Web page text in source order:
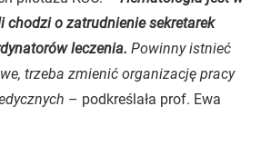
chodzi o zatrudnienie sekretarek
leczenia. Powinny istnieć
trzeba zmienić organizację pracy
– podkreślała prof. Ewa